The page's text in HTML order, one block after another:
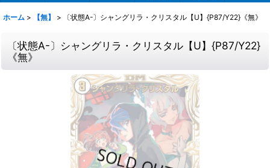
ホーム > 【無】 > 〔状態A-〕シャングリラ・クリスタル【U】{P87/Y22}《無》
〔状態A-〕シャングリラ・クリスタル【U】{P87/Y22}
《無》